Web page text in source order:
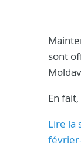
sont
En
Lire la